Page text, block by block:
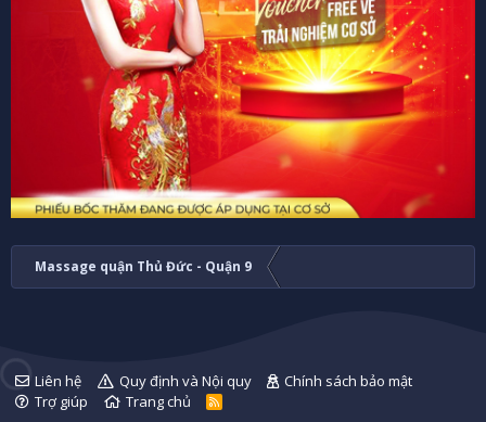
Massage quận Thủ Đức - Quận 9
Liên hệ Quy định và Nội quy
Chính sách bảo mật
Trợ giúp
Trang chủ
R